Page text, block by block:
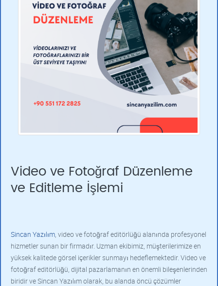
Video ve Fotoğraf Düzenleme
ve Editleme İşlemi
Sincan Yazılım, video ve fotoğraf editörlüğü alanında profesyonel
hizmetler sunan bir firmadır. Uzman ekibimiz, müşterilerimize en
yüksek kalitede görsel içerikler sunmayı hedeflemektedir. Video ve
fotoğraf editörlüğü, dijital pazarlamanın en önemli bileşenlerinden
biridir ve Sincan Yazılım olarak, bu alanda öncü çözümler